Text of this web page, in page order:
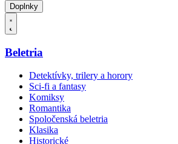
Doplnky
Beletria
Detektívky, trilery a horory
Sci-fi a fantasy
Komiksy
Romantika
Spoločenská beletria
Klasika
Historické